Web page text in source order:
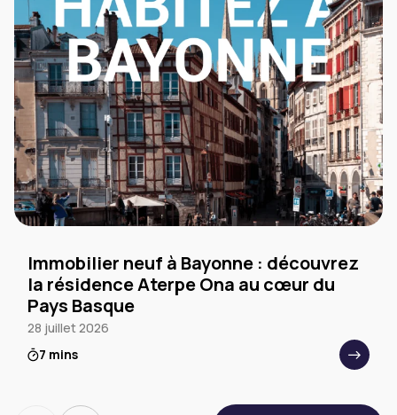
Immobilier neuf à Bayonne : découvrez
la résidence Aterpe Ona au cœur du
Pays Basque
28 juillet 2026
7 mins